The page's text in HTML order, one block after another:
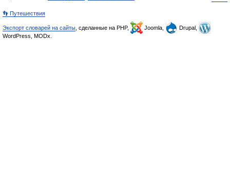
👣 Путешествия
Экспорт словарей на сайты , сделанные на PHP, Joomla,
Drupal,
WordPress, MODx.